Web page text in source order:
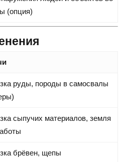
(опция)
руды, породы в самосвалы
сыпучих материалов, земля
брёвен, щепы